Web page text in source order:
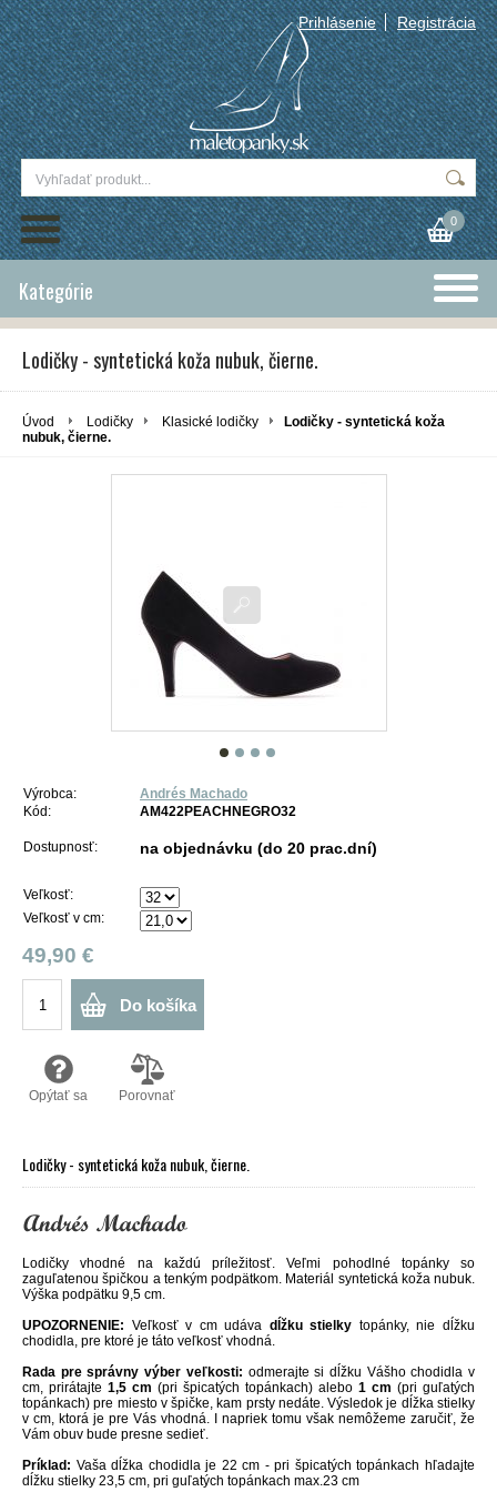
Prihlásenie Registrácia
0
Kategórie
Lodičky - syntetická koža nubuk, čierne.
Úvod Lodičky Klasické lodičky
Lodičky - syntetická koža
nubuk, čierne.
Výrobca:
Andrés Machado
Kód:
AM422PEACHNEGRO32
Dostupnosť: na objednávku (do 20 prac.dní)
Veľkosť:
Veľkosť v cm:
49,90 €
Do košíka
Opýtať sa Porovnať
Lodičky - syntetická koža nubuk, čierne.
Lodičky vhodné na každú príležitosť. Veľmi pohodlné topánky so
zaguľatenou špičkou a tenkým podpätkom. Materiál syntetická koža nubuk.
Výška podpätku 9,5 cm.
UPOZORNENIE: Veľkosť v cm udáva dĺžku stielky topánky, nie dĺžku
chodidla, pre ktoré je táto veľkosť vhodná.
Rada pre správny výber veľkosti: odmerajte si dĺžku Vášho chodidla v
cm, prirátajte 1,5 cm (pri špicatých topánkach) alebo 1 cm (pri guľatých
topánkach) pre miesto v špičke, kam prsty nedáte. Výsledok je dĺžka stielky
v cm, ktorá je pre Vás vhodná. I napriek tomu však nemôžeme zaručiť, že
Vám obuv bude presne sedieť.
Príklad: Vaša dĺžka chodidla je 22 cm - pri špicatých topánkach hľadajte
dĺžku stielky 23,5 cm, pri guľatých topánkach max.23 cm